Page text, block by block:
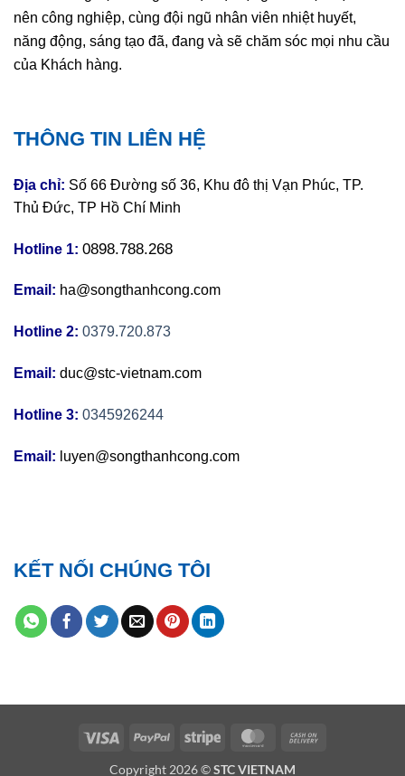
nên công nghiệp, cùng đội ngũ nhân viên nhiệt huyết,
năng động, sáng tạo đã, đang và sẽ chăm sóc mọi nhu cầu
của Khách hàng.
THÔNG TIN LIÊN HỆ
Địa chỉ: Số 66 Đường số 36, Khu đô thị Vạn Phúc, TP.
Thủ Đức, TP Hồ Chí Minh
Hotline 1: 0898.788.268
Email: ha@songthanhcong.com
Hotline 2: 0379.720.873
Email: duc@stc-vietnam.com
Hotline 3: 0345926244
Email: luyen@songthanhcong.com
KẾT NỐI CHÚNG TÔI
Visa PayPal Stripe MasterCard
Copyright 2026 ©STC VIETNAM